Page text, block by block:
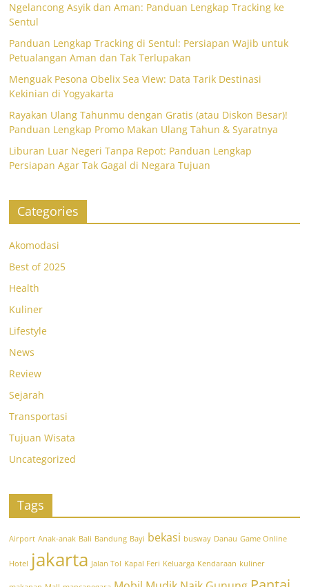
Ngelancong Asyik dan Aman: Panduan Lengkap Tracking ke
Sentul
Panduan Lengkap Tracking di Sentul: Persiapan Wajib untuk
Petualangan Aman dan Tak Terlupakan
Menguak Pesona Obelix Sea View: Data Tarik Destinasi
Kekinian di Yogyakarta
Rayakan Ulang Tahunmu dengan Gratis (atau Diskon Besar)!
Panduan Lengkap Promo Makan Ulang Tahun & Syaratnya
Liburan Luar Negeri Tanpa Repot: Panduan Lengkap
Persiapan Agar Tak Gagal di Negara Tujuan
Categories
Akomodasi
Best of 2025
Health
Kuliner
Lifestyle
News
Review
Sejarah
Transportasi
Tujuan Wisata
Uncategorized
Tags
Airport Anak-anak Bali Bandung Bayi bekasi busway Danau Game Online
Hotel jakarta Jalan Tol Kapal Feri Keluarga Kendaraan kuliner